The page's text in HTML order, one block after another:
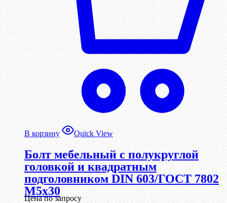
В корзину Quick View
Болт мебельный с полукруглой
головкой и квадратным
подголовником DIN 603/ГОСТ 7802
М5х30
Цена по запросу